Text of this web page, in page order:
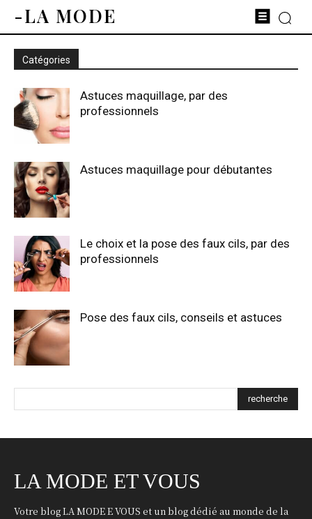
-LA MODE
Catégories
Astuces maquillage, par des
professionnels
Astuces maquillage pour débutantes
Le choix et la pose des faux cils, par des
professionnels
Pose des faux cils, conseils et astuces
recherche
LA MODE ET VOUS
Votre blog LA MODE E VOUS et un blog dédié au monde de la